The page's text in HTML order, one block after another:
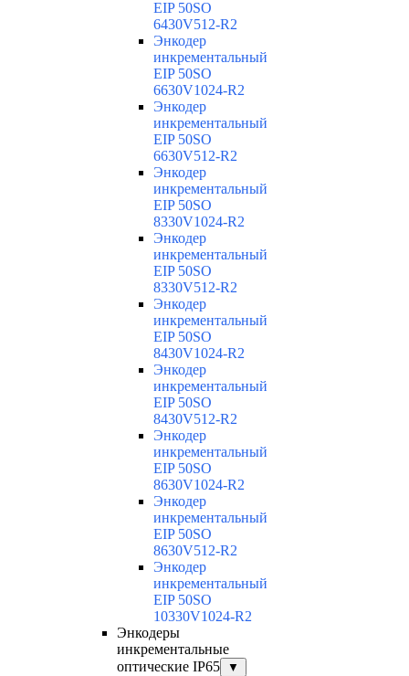
EIP 50SO
6430V512-R2
Энкодер
инкрементальный
EIP 50SO
6630V1024-R2
Энкодер
инкрементальный
EIP 50SO
6630V512-R2
Энкодер
инкрементальный
EIP 50SO
8330V1024-R2
Энкодер
инкрементальный
EIP 50SO
8330V512-R2
Энкодер
инкрементальный
EIP 50SO
8430V1024-R2
Энкодер
инкрементальный
EIP 50SO
8430V512-R2
Энкодер
инкрементальный
EIP 50SO
8630V1024-R2
Энкодер
инкрементальный
EIP 50SO
8630V512-R2
Энкодер
инкрементальный
EIP 50SO
10330V1024-R2
Энкодеры
инкрементальные
оптические IP65
▼